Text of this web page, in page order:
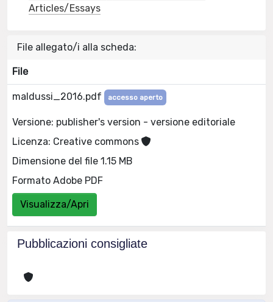
Articles/Essays
File allegato/i alla scheda:
File
maldussi_2016.pdf accesso aperto
Versione: publisher's version - versione editoriale
Licenza: Creative commons
Dimensione del file 1.15 MB
Formato Adobe PDF
Visualizza/Apri
Pubblicazioni consigliate